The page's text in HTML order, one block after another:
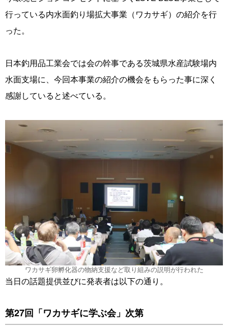
行っている内水面釣り場拡大事業（ワカサギ）の紹介を行
った。
日本釣用品工業会では会の幹事である茨城県水産試験場内
水面支場に、今回本事業の紹介の機会をもらった事に深く
感謝していると述べている。
ワカサギ卵孵化器の物納支援など取り組みの説明が行われた
当日の話題提供並びに発表者は以下の通り。
第27回「ワカサギに学ぶ会」次第